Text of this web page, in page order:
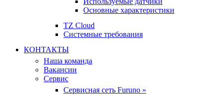
Основные характеристики
TZ Cloud
Системные требования
КОНТАКТЫ
Наша команда
Вакансии
Сервис
Сервисная сеть Furuno »